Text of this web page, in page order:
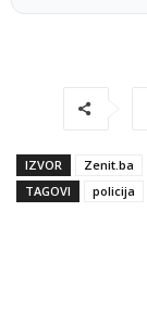
IZVOR
Zenit.ba
TAGOVI
policija